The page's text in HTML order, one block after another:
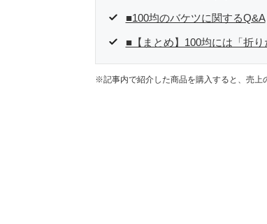
■100均のバケツに関するQ&A
■【まとめ】100均には「折
※記事内で紹介した商品を購入すると、売上